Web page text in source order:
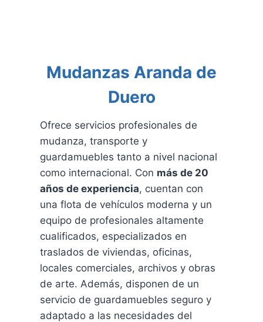
Mudanzas Aranda de
Duero
Ofrece servicios profesionales de
mudanza, transporte y
guardamuebles tanto a nivel nacional
como internacional. Con más de 20
años de experiencia, cuentan con
una flota de vehículos moderna y un
equipo de profesionales altamente
cualificados, especializados en
traslados de viviendas, oficinas,
locales comerciales, archivos y obras
de arte. Además, disponen de un
servicio de guardamuebles seguro y
adaptado a las necesidades del